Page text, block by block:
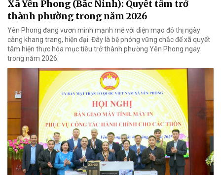
Xã Yên Phong (Bắc Ninh): Quyết tâm trở
thành phường trong năm 2026
Yên Phong đang vươn mình mạnh mẽ với diện mạo đô thị ngày
càng khang trang, hiện đại. Đây là bệ phóng vững chắc để xã quyết
tâm hiện thực hóa mục tiêu trở thành phường Yên Phong ngay
trong năm 2026.